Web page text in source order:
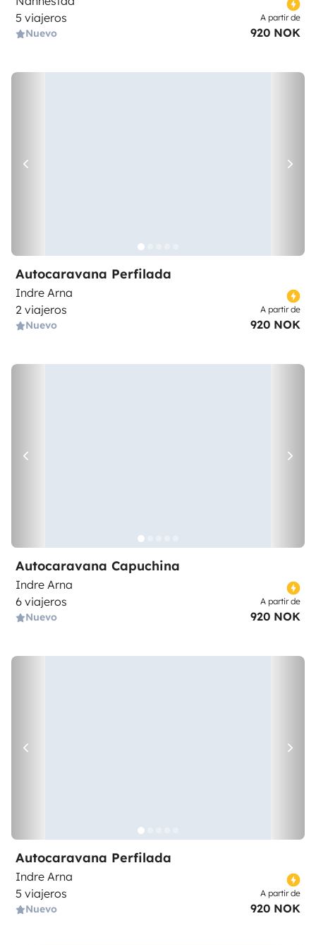
5 viajeros
Nuevo
A partir de
920 NOK
Autocaravana Perfilada
Indre Arna
2 viajeros
Nuevo
A partir de
920 NOK
Autocaravana Capuchina
Indre Arna
6 viajeros
Nuevo
A partir de
920 NOK
Autocaravana Perfilada
Indre Arna
5 viajeros
Nuevo
A partir de
920 NOK